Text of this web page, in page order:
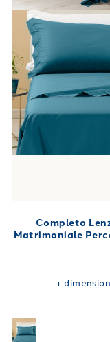
Completo
Matrimoniale
+